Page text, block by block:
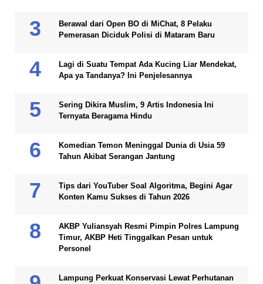
Berawal dari Open BO di MiChat, 8 Pelaku
Pemerasan Diciduk Polisi di Mataram Baru
Lagi di Suatu Tempat Ada Kucing Liar Mendekat,
Apa ya Tandanya? Ini Penjelesannya
Sering Dikira Muslim, 9 Artis Indonesia Ini
Ternyata Beragama Hindu
Komedian Temon Meninggal Dunia di Usia 59
Tahun Akibat Serangan Jantung
Tips dari YouTuber Soal Algoritma, Begini Agar
Konten Kamu Sukses di Tahun 2026
AKBP Yuliansyah Resmi Pimpin Polres Lampung
Timur, AKBP Heti Tinggalkan Pesan untuk
Personel
Lampung Perkuat Konservasi Lewat Perhutanan